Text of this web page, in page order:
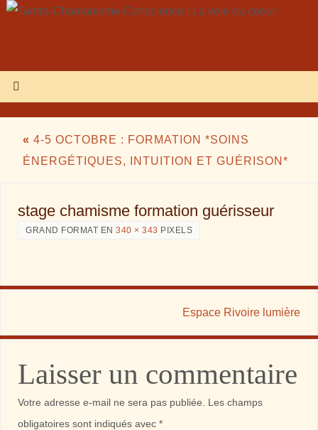
« 4-5 OCTOBRE : FORMATION *SOINS
ÉNERGÉTIQUES, INTUITION ET GUÉRISON*
stage chamisme formation guérisseur
GRAND FORMAT EN340 × 343 PIXELS
Espace Rivoire lumière
Laisser un commentaire
Votre adresse e-mail ne sera pas publiée.
Les champs
obligatoires sont indiqués avec*